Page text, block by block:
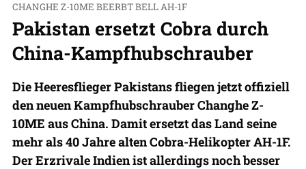
CHANGHE Z-10ME BEERBT BELL AH-1F
Pakistan ersetzt Cobra durch
China-Kampfhubschrauber
Die Heeresflieger Pakistans fliegen jetzt offiziell
den neuen Kampfhubschrauber Changhe Z-
10ME aus China. Damit ersetzt das Land seine
mehr als 40 Jahre alten Cobra-Helikopter AH-1F.
Der Erzrivale Indien ist allerdings noch besser